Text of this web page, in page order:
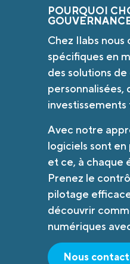
POURQUOI
Chez Ilabs
spécifiques en
des solutions
personnalisées,
investissements
Avec notre
logiciels sont
et ce, à chaque
Prenez le
pilotage
découvrir
numériques
Nous